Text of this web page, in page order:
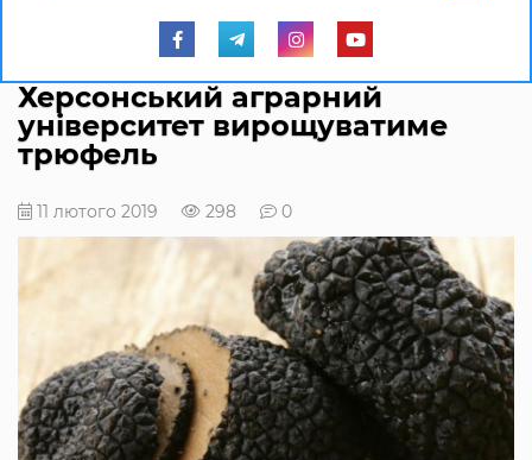
Херсонський аграрний
університет вирощуватиме
трюфель
11 лютого 2019 298 0